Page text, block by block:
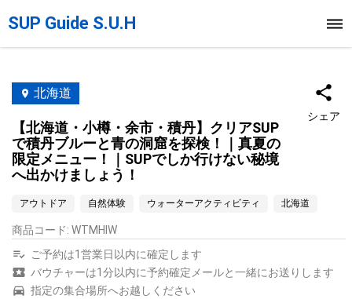
SUP Guide S.U.H
北海道
【北海道・小樽・余市・積丹】クリアSUP
で積丹ブルーと青の洞窟を探検！｜真夏の
限定メニュー！｜SUPでしか行けない秘境
へ出かけましょう！
シェア
アウトドア 自然体験 ウォーターアクティビティ 北海道
商品コード: WTMHIW
ご予約は1営業日以内に確定します
バウチャーは1分以内に予約確定メールと一緒にお送りします
指定の集合場所へお越しください